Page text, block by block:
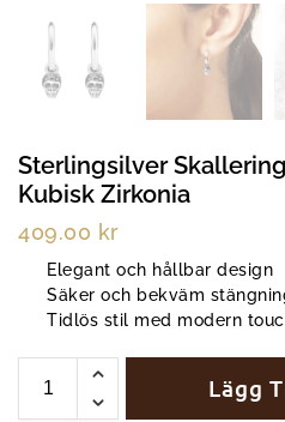
Sterlingsilver
Kubisk Zirkonia
409.00 kr
Elegant och hållbar design
Säker och bekväm
Tidlös stil med modern
Lägg